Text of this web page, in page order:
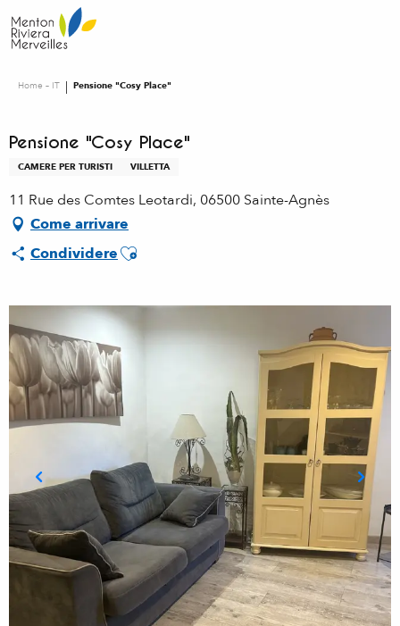
au
contenu
Home – IT Pensione "Cosy Place"
Pensione "Cosy Place"
CAMERE PER TURISTI VILLETTA
11 Rue des Comtes Leotardi, 06500 Sainte-Agnès
Come arrivare
CondividereAjouter aux favoris